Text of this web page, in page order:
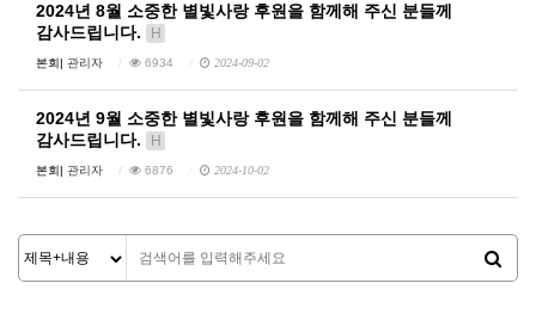
2024년 8월 소중한 별빛사랑 후원을 함께해 주신 분들께
감사드립니다.
H
본회| 관리자 6934 2024-09-02
2024년 9월 소중한 별빛사랑 후원을 함께해 주신 분들께
감사드립니다.
H
본회| 관리자 6876 2024-10-02